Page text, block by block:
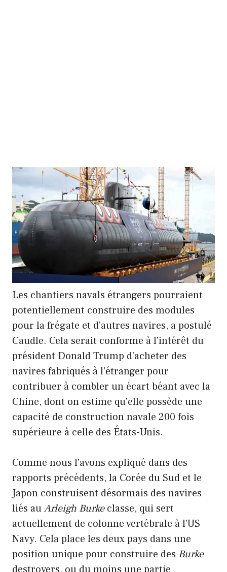
Les chantiers navals étrangers pourraient
potentiellement construire des modules
pour la frégate et d’autres navires, a postulé
Caudle. Cela serait conforme à l'intérêt du
président Donald Trump d'acheter des
navires fabriqués à l'étranger pour
contribuer à combler un écart béant avec la
Chine, dont on estime qu'elle possède une
capacité de construction navale 200 fois
supérieure à celle des États-Unis.
Comme nous l'avons expliqué dans des
rapports précédents, la Corée du Sud et le
Japon construisent désormais des navires
liés auArleigh Burkeclasse, qui sert
actuellement de colonne vertébrale à l'US
Navy. Cela place les deux pays dans une
position unique pour construire des Burke